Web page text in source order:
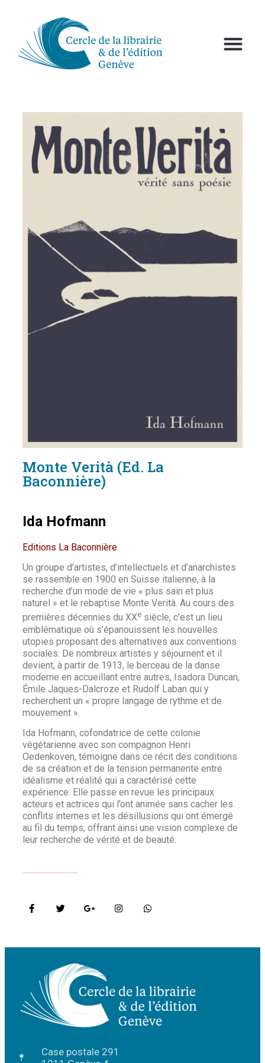
Monte Verità (Ed. La
Baconnière)
Ida Hofmann
Editions La Baconnière
Un groupe d’artistes, d’intellectuels et d’anarchistes
se rassemble en 1900 en Suisse italienne, à la
recherche d’un mode de vie « plus sain et plus
naturel » et le rebaptise Monte Verità. Au cours des
premières décennies du XXe siècle, c’est un lieu
emblématique où s’épanouissent les nouvelles
utopies proposant des alternatives aux conventions
sociales. De nombreux artistes y séjournent et il
devient, à partir de 1913, le berceau de la danse
moderne en accueillant entre autres, Isadora Duncan,
Émile Jaques-Dalcroze et Rudolf Laban qui y
recherchent un « propre langage de rythme et de
mouvement ».
Ida Hofmann, cofondatrice de cette colonie
végétarienne avec son compagnon Henri
Oedenkoven, témoigne dans ce récit des conditions
de sa création et de la tension permanente entre
idéalisme et réalité qui a caractérisé cette
expérience. Elle passe en revue les principaux
acteurs et actrices qui l’ont animée sans cacher les
conflits internes et les désillusions qui ont émergé
au fil du temps, offrant ainsi une vision complexe de
leur recherche de vérité et de beauté.
Case postale 291